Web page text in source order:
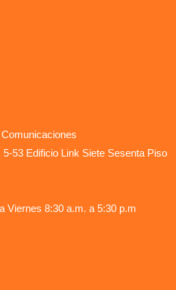
53 Edificio Link Siete Sesenta Piso
Viernes 8:30 a.m. a 5:30 p.m